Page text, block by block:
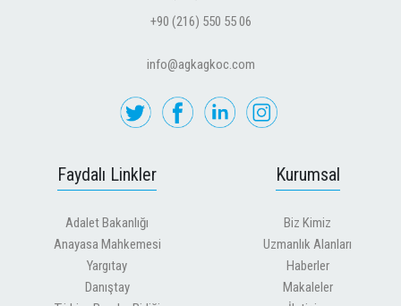
+90 (216) 550 55 06
info@agkagkoc.com
Faydalı Linkler
Adalet Bakanlığı
Anayasa Mahkemesi
Yargıtay
Danıştay
Kurumsal
Biz Kimiz
Uzmanlık Alanları
Haberler
Makaleler